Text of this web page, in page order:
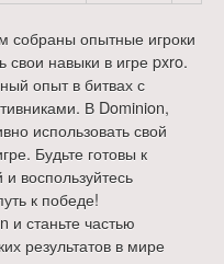
собраны опытные игроки
свои навыки в игре pxro.
опыт в битвах с
В Dominion,
использовать свой
Будьте готовы к
воспользуйтесь
к победе!
и станьте частью
результатов в мире